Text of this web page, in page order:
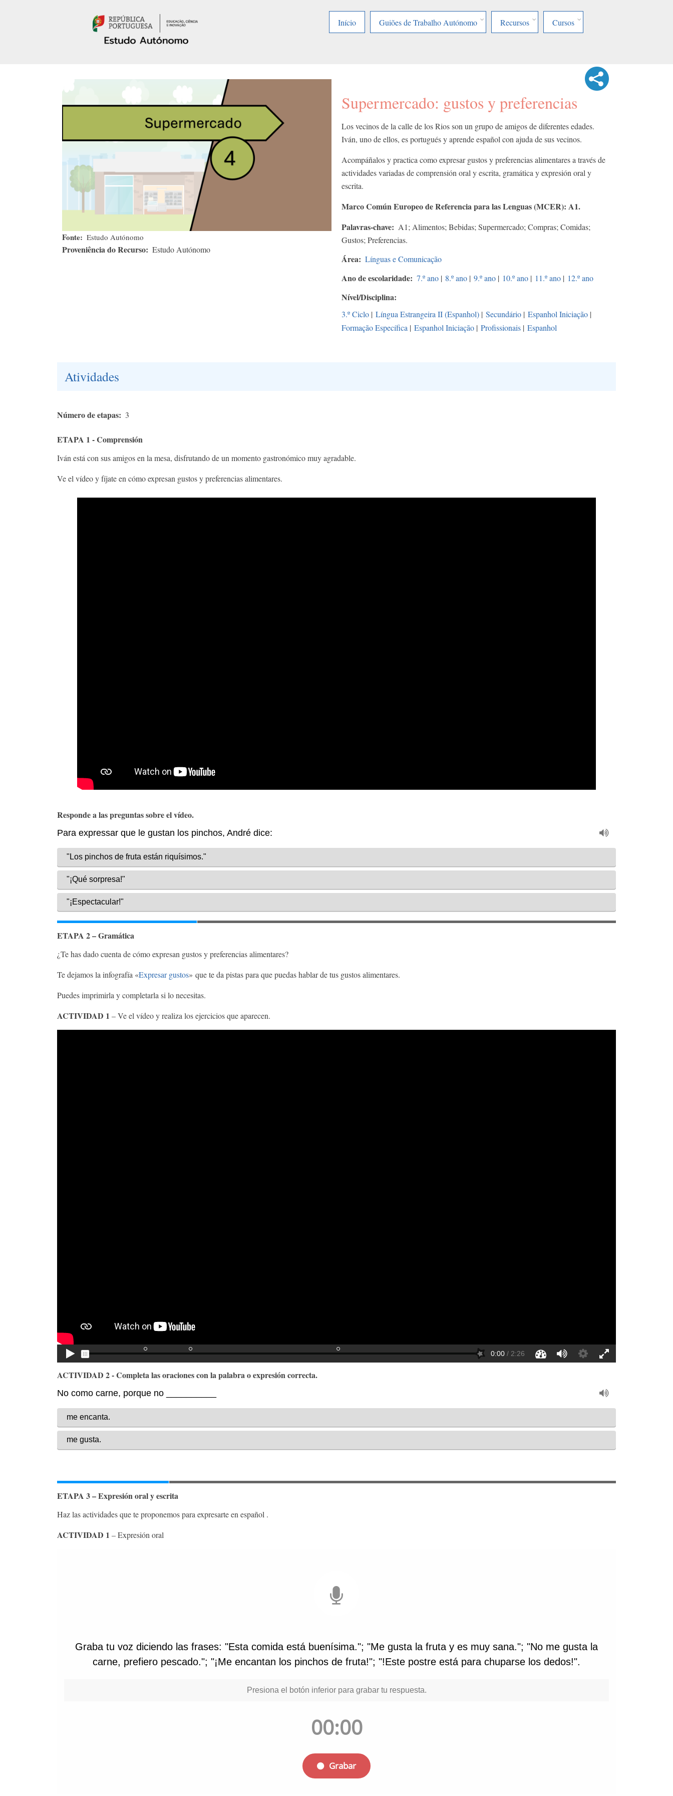
Início
Guiões de Trabalho Autónomo Recursos Cursos
Fonte Estudo Autónomo
Proveniência do Recurso Estudo Autónomo
Supermercado: gustos y preferencias
Los vecinos de la calle de los Rios son un grupo de amigos de diferentes edades.
Iván, uno de ellos, es portugués y aprende español con ajuda de sus vecinos.
Acompáñalos y practica como expresar gustos y preferencias alimentares a través de
actividades variadas de comprensión oral y escrita, gramática y expresión oral y
escrita.
Marco Común Europeo de Referencia para las Lenguas (MCER): A1.
Palavras-chave
A1; Alimentos; Bebidas; Supermercado; Compras; Comidas;
Gustos; Preferencias.
Área Línguas e Comunicação
Ano de escolaridade 7.º ano | 8.º ano | 9.º ano | 10.º ano | 11.º ano | 12.º ano
Nível/Disciplina
3.º Ciclo | Língua Estrangeira II (Espanhol) | Secundário | Espanhol Iniciação |
Formação Específica | Espanhol Iniciação | Profissionais | Espanhol
Atividades
Número de etapas 3
ETAPA 1 - Comprensión
Iván está con sus amigos en la mesa, disfrutando de un momento gastronómico muy agradable.
Ve el vídeo y fíjate en cómo expresan gustos y preferencias alimentares.
Responde a las preguntas sobre el vídeo.
ETAPA 2 – Gramática
¿Te has dado cuenta de cómo expresan gustos y preferencias alimentares?
Te dejamos la infografía «Expresar gustos» que te da pistas para que puedas hablar de tus gustos alimentares.
Puedes imprimirla y completarla si lo necesitas.
ACTIVIDAD 1 – Ve el vídeo y realiza los ejercicios que aparecen.
ACTIVIDAD 2 - Completa las oraciones con la palabra o expresión correcta.
ETAPA 3 – Expresión oral y escrita
Haz las actividades que te proponemos para expresarte en español .
ACTIVIDAD 1 – Expresión oral